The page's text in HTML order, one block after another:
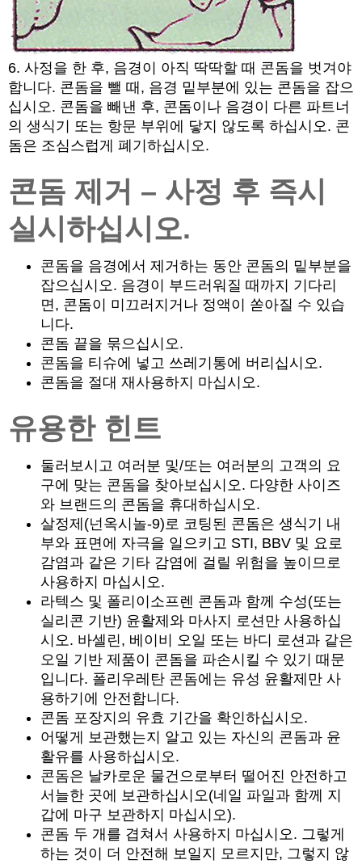
6. 사정을 한 후, 음경이 아직 딱딱할 때 콘돔을 벗겨야
합니다. 콘돔을 뺄 때, 음경 밑부분에 있는 콘돔을 잡으
십시오. 콘돔을 빼낸 후, 콘돔이나 음경이 다른 파트너
의 생식기 또는 항문 부위에 닿지 않도록 하십시오. 콘
돔은 조심스럽게 폐기하십시오.
콘돔 제거 – 사정 후 즉시
실시하십시오.
콘돔을 음경에서 제거하는 동안 콘돔의 밑부분을
잡으십시오. 음경이 부드러워질 때까지 기다리
면, 콘돔이 미끄러지거나 정액이 쏟아질 수 있습
니다.
콘돔 끝을 묶으십시오.
콘돔을 티슈에 넣고 쓰레기통에 버리십시오.
콘돔을 절대 재사용하지 마십시오.
유용한 힌트
둘러보시고 여러분 및/또는 여러분의 고객의 요
구에 맞는 콘돔을 찾아보십시오. 다양한 사이즈
와 브랜드의 콘돔을 휴대하십시오.
살정제(넌옥시놀-9)로 코팅된 콘돔은 생식기 내
부와 표면에 자극을 일으키고 STI, BBV 및 요로
감염과 같은 기타 감염에 걸릴 위험을 높이므로
사용하지 마십시오.
라텍스 및 폴리이소프렌 콘돔과 함께 수성(또는
실리콘 기반) 윤활제와 마사지 로션만 사용하십
시오. 바셀린, 베이비 오일 또는 바디 로션과 같은
오일 기반 제품이 콘돔을 파손시킬 수 있기 때문
입니다. 폴리우레탄 콘돔에는 유성 윤활제만 사
용하기에 안전합니다.
콘돔 포장지의 유효 기간을 확인하십시오.
어떻게 보관했는지 알고 있는 자신의 콘돔과 윤
활유를 사용하십시오.
콘돔은 날카로운 물건으로부터 떨어진 안전하고
서늘한 곳에 보관하십시오(네일 파일과 함께 지
갑에 마구 보관하지 마십시오).
콘돔 두 개를 겹쳐서 사용하지 마십시오. 그렇게
하는 것이 더 안전해 보일지 모르지만, 그렇지 않